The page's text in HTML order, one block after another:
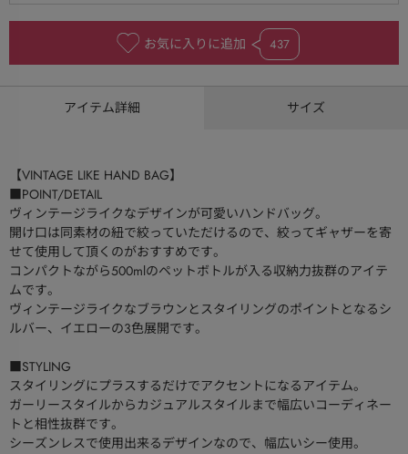
お気に入りに追加 437
アイテム詳細 サイズ
【VINTAGE LIKE HAND BAG】
■POINT/DETAIL
ヴィンテージライクなデザインが可愛いハンドバッグ。
開け口は同素材の紐で絞っていただけるので、絞ってギャザーを寄
せて使用して頂くのがおすすめです。
コンパクトながら500mlのペットボトルが入る収納力抜群のアイテ
ムです。
ヴィンテージライクなブラウンとスタイリングのポイントとなるシ
ルバー、イエローの3色展開です。
■STYLING
スタイリングにプラスするだけでアクセントになるアイテム。
ガーリースタイルからカジュアルスタイルまで幅広いコーディネー
トと相性抜群です。
シーズンレスで使用出来るデザインなので、幅広いシー使用。